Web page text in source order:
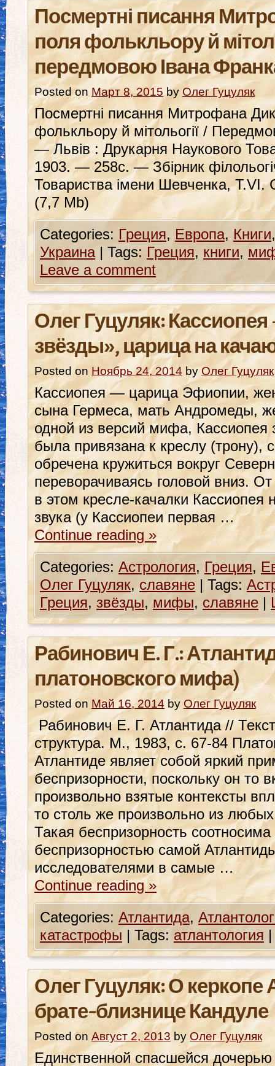
Посмертні писання
поля фолькльору й
передмовою Івана
Posted on Март 8, 2015 by Олег Гуцуляк
Посмертні писання Митрофана
фолькльору й мітольогії /
— Львів : Друкарня Наукового
1903. — 258с. — Збірник
Товариства імени Шевченка, Т.VI.
(7,7 Mb)
Categories: Греция, Европа, Книги
Украина | Tags: Греция, книги,
Leave a comment
Олег Гуцуляк:
звёзды», царица на
Posted on Ноябрь 24, 2014 by Олег Гуцуляк
Кассиопея — царица Эфиопии,
сына Гермеса, мать Андромеды,
одной из версий мифа, Кассиопея
была привязана к креслу (трону),
обречена кружиться вокруг
переворачиваясь головой вниз.
в этом кресле-качалки Кассиопея
звука (у Кассиопеи первая …
Continue reading »
Categories: Астрология, Греция,
Олег Гуцуляк, славяне | Tags:
Греция, звёзды, мифы, славяне |
Рабинович Е. Г.:
платоновского мифа)
Posted on Май 16, 2014 by Олег Гуцуляк
Рабинович Е. Г. Атлантида //
структура. М., 1983, с. 67-84
Атлантиде являет собой яркий
беспризорности, поскольку он то
произвольно взятые контексты
то столь же произвольно из
Такая беспризорность
беспризорностью самой
исследователями в самые …
Continue reading»
Categories: Атлантида,
катастрофы | Tags: атлантология |
Олег Гуцуляк: О керкопе
брате-близнице Кандуле
Posted on Август 2, 2013 by Олег Гуцуляк
Единственной спасшейся